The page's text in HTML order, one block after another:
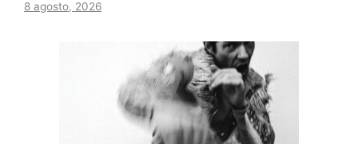
8 agosto, 2026